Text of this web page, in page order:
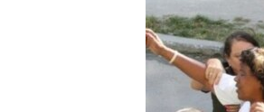
LA REALIDAD DE LA VIVIENDA EN